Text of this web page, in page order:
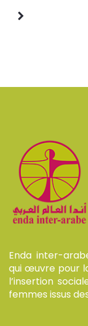
Enda inter-
qui œuvre pour
l’insertion
femmes issus